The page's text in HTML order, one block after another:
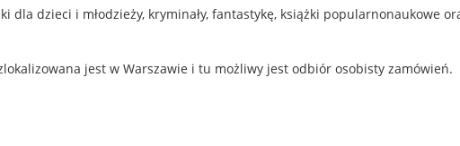
dzieci i młodzieży, kryminały, fantastykę, książki popularnonaukowe
jest w Warszawie i tu możliwy jest odbiór osobisty zamówień.